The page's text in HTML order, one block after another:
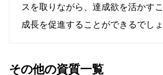
スを取りながら、達成欲を活かす
成長を促進することができるでしょ
その他の資質一覧